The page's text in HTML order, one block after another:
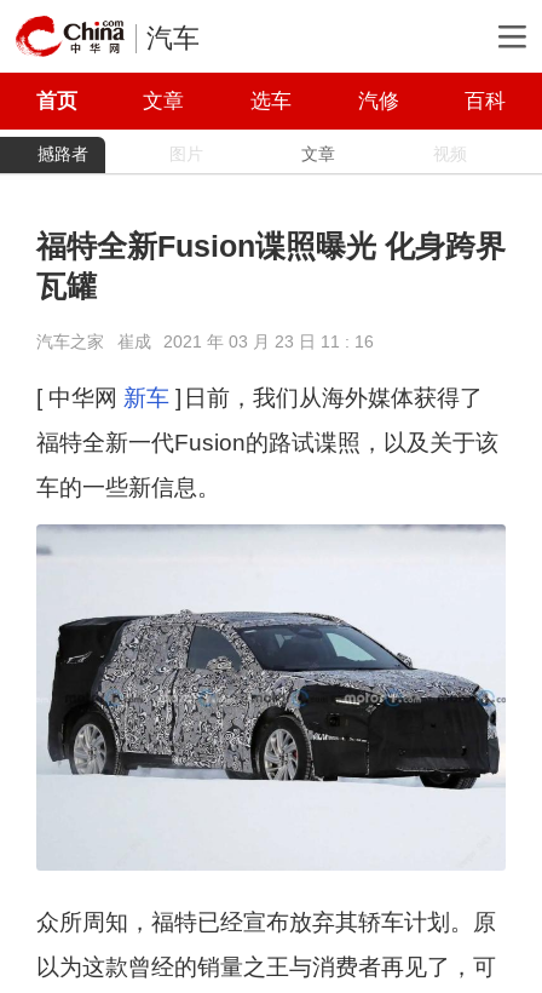
汽车
首页 文章 选车 汽修 百科
撼路者 图片 文章 视频
福特全新Fusion谍照曝光 化身跨界
瓦罐
汽车之家 崔成 2021 年 03 月 23 日 11 : 16
[ 中华网 新车] 日前，我们从海外媒体获得了
福特全新一代Fusion的路试谍照，以及关于该
车的一些新信息。
众所周知，福特已经宣布放弃其轿车计划。原
以为这款曾经的销量之王与消费者再见了，可